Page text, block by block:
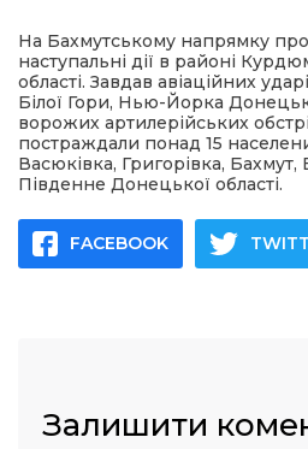
політика
місія
На Бахмутському напрямку
наступальні дії в районі
області. Завдав авіаційних
Білої Гори, Нью-Йорка
ворожих артилерійських
постраждали понад 15
Васюківка, Григорівка, Бахмут,
Південне Донецької області.
FACEBOOK
Залишити